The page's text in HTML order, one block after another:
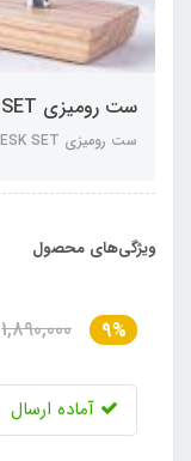
ست رومیزی PEN DESK SET یوروپن
ست رومیزی PEN DESK SET یوروپن
ویژگی‌های محصول
9%
1,890,000
آماده ارسال